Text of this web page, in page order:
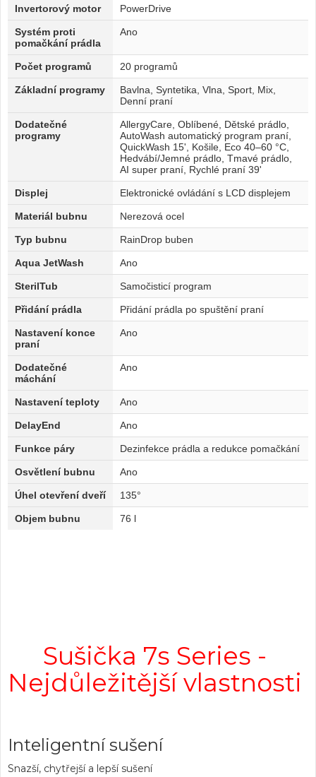
Invertorový motor PowerDrive
Systém proti
pomačkání prádla
Ano
Počet programů 20 programů
Základní programy
Bavlna, Syntetika, Vlna, Sport, Mix,
Denní praní
Dodatečné
programy
AllergyCare, Oblíbené, Dětské prádlo,
AutoWash automatický program praní,
QuickWash 15', Košile, Eco 40–60 °C,
Hedvábí/Jemné prádlo, Tmavé prádlo,
AI super praní, Rychlé praní 39'
Displej Elektronické ovládání s LCD displejem
Materiál bubnu Nerezová ocel
Typ bubnu RainDrop buben
Aqua JetWash Ano
SterilTub Samočisticí program
Přidání prádla Přidání prádla po spuštění praní
Nastavení konce
praní
Ano
Dodatečné
máchání
Ano
Nastavení teploty Ano
DelayEnd Ano
Funkce páry Dezinfekce prádla a redukce pomačkání
Osvětlení bubnu Ano
Úhel otevření dveří 135°
Objem bubnu 76 l
Sušička 7s Series -
Nejdůležitější vlastnosti
Inteligentní sušení
Snazší, chytřejší a lepší sušení